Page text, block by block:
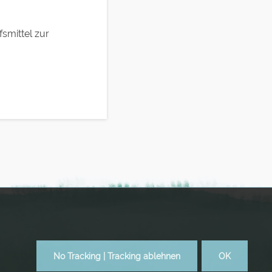
No Tracking | Tracking ablehnen OK
zur